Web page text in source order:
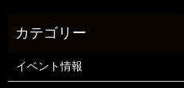
イベント情報